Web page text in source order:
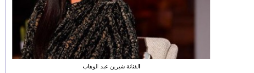
الفنانة شيرين عبد الوهاب